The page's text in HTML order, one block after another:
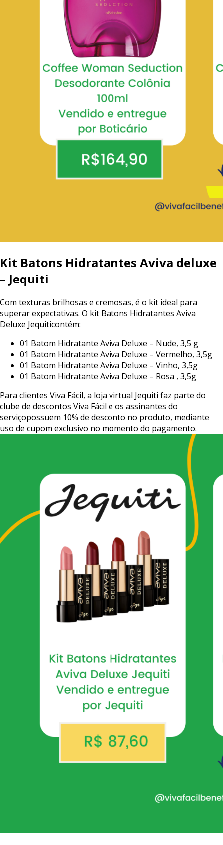
Kit Batons Hidratantes Aviva deluxe
– Jequiti
Com texturas brilhosas e cremosas, é o kit ideal para
superarexpectativas. O kit Batons Hidratantes Aviva
Deluxe Jequiticontém:
01 Batom Hidratante Aviva Deluxe – Nude, 3,5 g
01 Batom Hidratante Aviva Deluxe – Vermelho, 3,5g
01 Batom Hidratante Aviva Deluxe – Vinho, 3,5g
01 Batom Hidratante Aviva Deluxe – Rosa , 3,5g
Para clientes Viva Fácil, a loja virtual Jequiti faz parte do
clube de descontos Viva Fácil e os assinantes do
serviçopossuem 10% de desconto no produto, mediante
uso de cupom exclusivo no momento do pagamento.